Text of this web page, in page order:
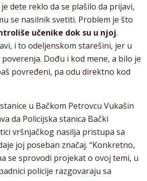
dete reklo da se plašilo da prijavi,
se nasilnik svetiti. Problem je što
učenike dok su u njoj.
i to odeljenskom starešini, jer u
Dođu i kod mene, a bilo je
povređeni, pa odu direktno kod
u Bačkom Petrovcu Vukašin
da Policijska stanica Bački
vršnjačkog nasilja pristupa sa
joj poseban značaj. “Konkretno,
se sprovodi projekat o ovoj temi, u
policije razgovaraju sa